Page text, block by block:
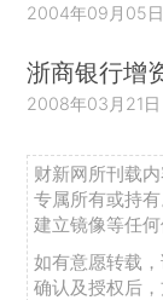
2004年09月05日
浙商银行增
2008年03月21日
财新网所刊载
专属所有或持
建立镜像等任何
如有意愿转载
确认及授权后，